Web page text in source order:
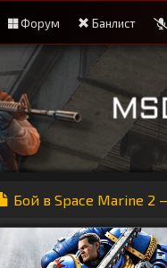
Форум Банлист
Бой в Space Marine 2